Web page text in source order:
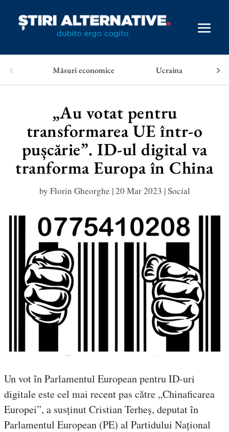
Măsuri economice Ucraina
„Au votat pentru
transformarea UE într-o
pușcărie”. ID-ul digital va
tranforma Europa în China
by Florin Gheorghe |20 Mar 2023 |Social
Un vot în Parlamentul European pentru ID-uri
digitale este cel mai recent pas către „Chinaficarea
Europei”, a susținut Cristian Terheș, deputat în
Parlamentul European (PE) al Partidului Național